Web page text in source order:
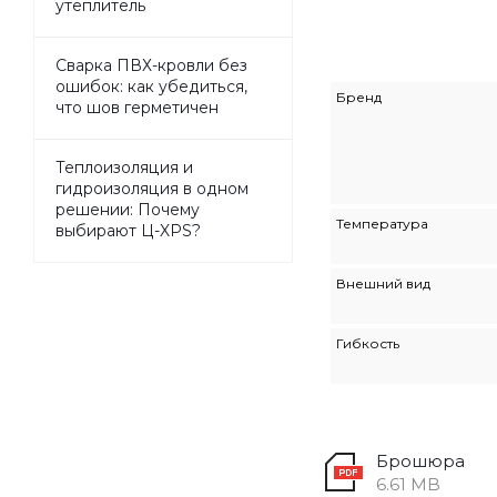
Бренд
Температура
Внешний вид
Гибкость
Брошюра
6.61 MB
утеплитель
Сварка ПВХ-кровли без
ошибок: как убедиться,
что шов герметичен
Теплоизоляция и
гидроизоляция в одном
решении: Почему
выбирают Ц-XPS?